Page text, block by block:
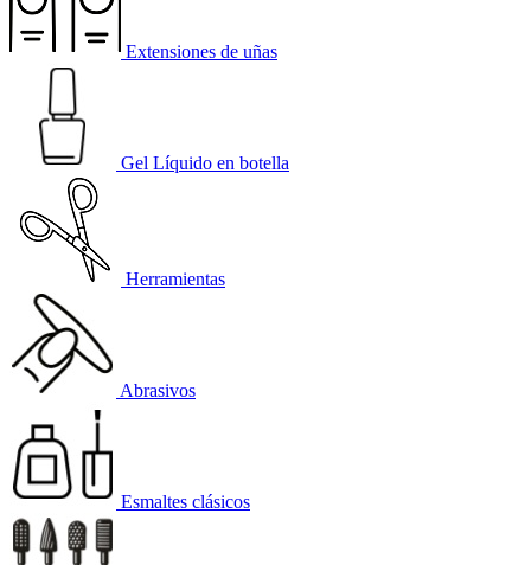
Extensiones de uñas
Gel Líquido en botella
Herramientas
Abrasivos
Esmaltes clásicos